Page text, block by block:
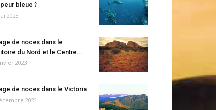
bleue ?
2023
de noces dans le
du Nord et le Centre...
2023
de noces dans le Victoria
2022